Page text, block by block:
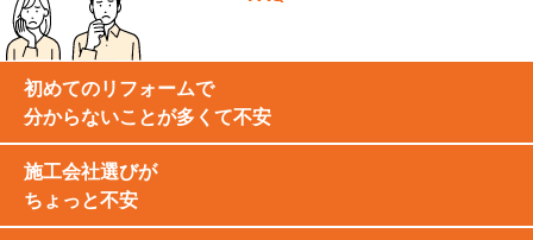
初めてのリフォームで
分からないことが多くて不安
施工会社選びが
ちょっと不安